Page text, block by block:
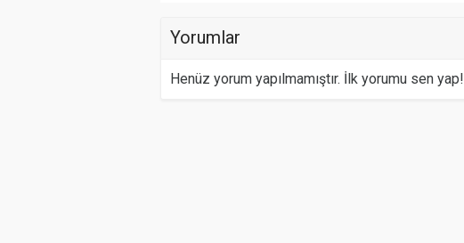
Yorumlar
Henüz yorum yapılmamıştır. İlk yorumu sen yap!